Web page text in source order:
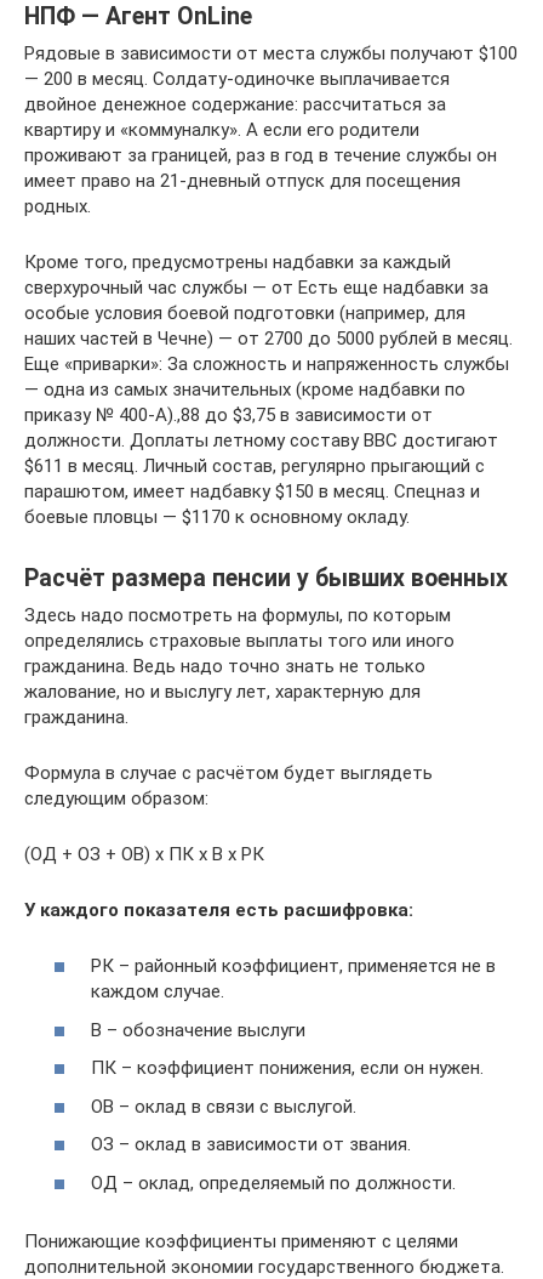
НПФ — Агент OnLine
Рядовые в зависимости от места службы получают $100
— 200 в месяц. Солдату-одиночке выплачивается
двойное денежное содержание: рассчитаться за
квартиру и «коммуналку». А если его родители
проживают за границей, раз в год в течение службы он
имеет право на 21-дневный отпуск для посещения
родных.
Кроме того, предусмотрены надбавки за каждый
сверхурочный час службы — от Есть еще надбавки за
особые условия боевой подготовки (например, для
наших частей в Чечне) — от 2700 до 5000 рублей в месяц.
Еще «приварки»: За сложность и напряженность службы
— одна из самых значительных (кроме надбавки по
приказу № 400-А).,88 до $3,75 в зависимости от
должности. Доплаты летному составу ВВС достигают
$611 в месяц. Личный состав, регулярно прыгающий с
парашютом, имеет надбавку $150 в месяц. Спецназ и
боевые пловцы — $1170 к основному окладу.
Расчёт размера пенсии у бывших военных
Здесь надо посмотреть на формулы, по которым
определялись страховые выплаты того или иного
гражданина. Ведь надо точно знать не только
жалование, но и выслугу лет, характерную для
гражданина.
Формула в случае с расчётом будет выглядеть
следующим образом:
(ОД + ОЗ + ОВ) x ПК x В x РК
У каждого показателя есть расшифровка:
РК – районный коэффициент, применяется не в
каждом случае.
В – обозначение выслуги
ПК – коэффициент понижения, если он нужен.
ОВ – оклад в связи с выслугой.
ОЗ – оклад в зависимости от звания.
ОД – оклад, определяемый по должности.
Понижающие коэффициенты применяют с целями
дополнительной экономии государственного бюджета.